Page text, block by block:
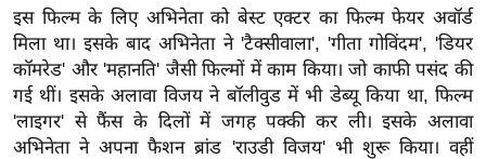
र्ल्ड
न्यू
ज
ब्री
फ
इस फिल्म के लिए अभिनेता को बेस्ट एक्टर का फिल्म फेयर अवॉर्ड
मिला था। इसके बाद अभिनेता ने 'टैक्सीवाला', 'गीता गोविंदम', 'डियर
कॉमरेड' और 'महानति' जैसी फिल्मों में काम किया। जो काफी पसंद की
गई थीं। इसके अलावा विजय ने बॉलीवुड में भी डेब्यू किया था, फिल्म
'लाइगर' से फैंस के दिलों में जगह पक्की कर ली। इसके अलावा
अभिनेता ने अपना फैशन ब्रांड 'राउडी विजय' भी शुरू किया। वहीं